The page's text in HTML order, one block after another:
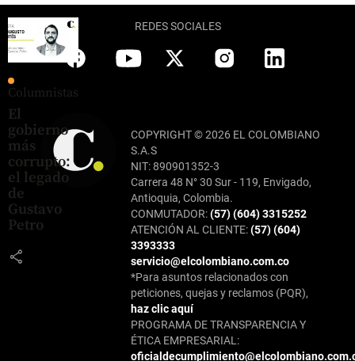
Columnistas
El
gobierno
más
corrupto:
el legado
de
Gustavo
Petro
share
REDES SOCIALES
COPYRIGHT © 2026 EL COLOMBIANO
S.A.S
NIT: 890901352-3
Carrera 48 N° 30 Sur - 119, Envigado,
Antioquia, Colombia.
CONMUTADOR:(57) (604) 3315252
ATENCIÓN AL CLIENTE:(57) (604)
3393333
servicio@elcolombiano.com.co
*Para asuntos relacionados con
peticiones, quejas y reclamos (PQR),
haz clic aquí
PROGRAMA DE TRANSPARENCIA Y
ÉTICA EMPRESARIAL: